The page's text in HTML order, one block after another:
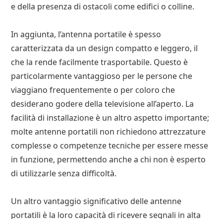
e della presenza di ostacoli come edifici o colline.
In aggiunta, l’antenna portatile è spesso
caratterizzata da un design compatto e leggero, il
che la rende facilmente trasportabile. Questo è
particolarmente vantaggioso per le persone che
viaggiano frequentemente o per coloro che
desiderano godere della televisione all’aperto. La
facilità di installazione è un altro aspetto importante;
molte antenne portatili non richiedono attrezzature
complesse o competenze tecniche per essere messe
in funzione, permettendo anche a chi non è esperto
di utilizzarle senza difficoltà.
Un altro vantaggio significativo delle antenne
portatili è la loro capacità di ricevere segnali in alta